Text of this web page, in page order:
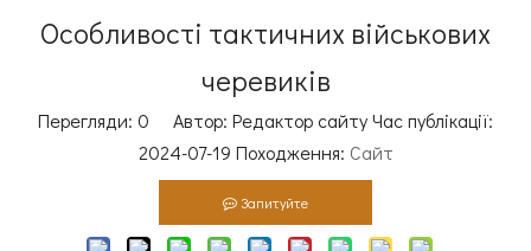
Особливості тактичних військових
черевиків
Перегляди: 0 Автор: Редактор сайту Час публікації:
2024-07-19 Походження: Сайт
Запитуйте